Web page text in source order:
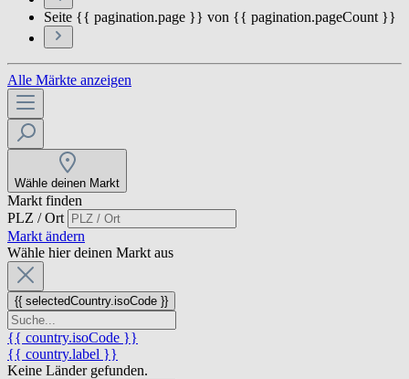
Seite {{ pagination.page }} von {{ pagination.pageCount }}
Alle Märkte anzeigen
Wähle deinen Markt
Markt finden
PLZ / Ort
Markt ändern
Wähle hier deinen Markt aus
{{ selectedCountry.isoCode }}
{{ country.isoCode }}
{{ country.label }}
Keine Länder gefunden.